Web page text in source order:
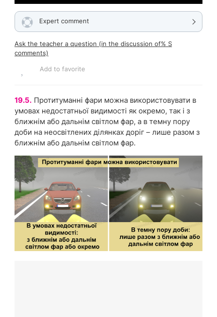
Expert comment
Ask the teacher a question (in the discussion of% S
comments)
Add to favorite
19.5. Протитуманні фари можна використовувати в
умовах недостатньої видимості як окремо, так і з
ближнім або дальнім світлом фар, а в темну пору
доби на неосвітлених ділянках доріг – лише разом з
ближнім або дальнім світлом фар.